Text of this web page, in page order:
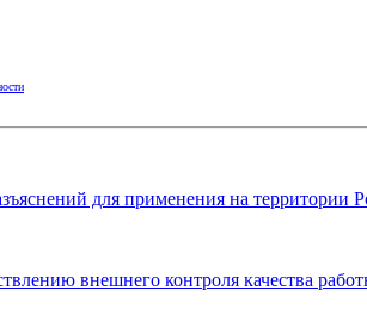
для применения на территории
внешнего контроля качества